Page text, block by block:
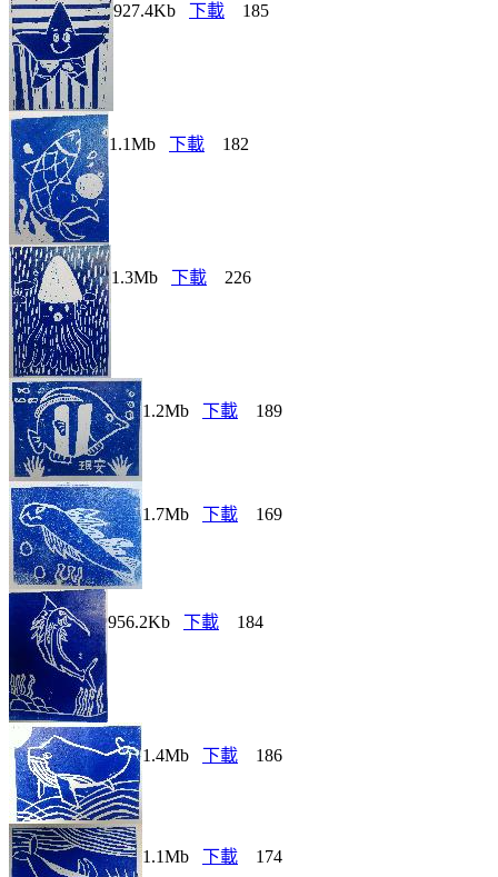
927.4Kb 下載 185
1.1Mb 下載 182
1.3Mb 下載 226
1.2Mb 下載 189
1.7Mb 下載 169
956.2Kb 下載 184
1.4Mb 下載 186
1.1Mb 下載 174